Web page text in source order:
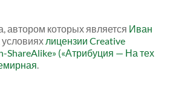
автором которых является Иван
лицензии Creative
ShareAlike» («Атрибуция — На тех
.